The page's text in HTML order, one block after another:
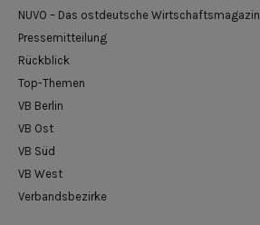
NUVO – Das ostdeutsche Wirtschaftsmagazin
Pressemitteilung
Rückblick
Top-Themen
VB Berlin
VB Ost
VB Süd
VB West
Verbandsbezirke